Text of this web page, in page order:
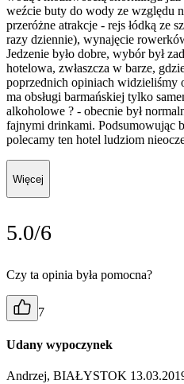
weźcie buty do wody ze względu
przeróżne atrakcje - rejs łódką ze
razy dziennie), wynajęcie
Jedzenie było dobre, wybór był
hotelowa, zwłaszcza w barze,
poprzednich opiniach widzieliśmy
ma obsługi barmańskiej tylko
alkoholowe ? - obecnie był
fajnymi drinkami. Podsumowując
polecamy ten hotel ludziom
Więcej
5.0/6
Czy ta opinia była pomocna?
7
Udany wypoczynek
Andrzej, BIAŁYSTOK